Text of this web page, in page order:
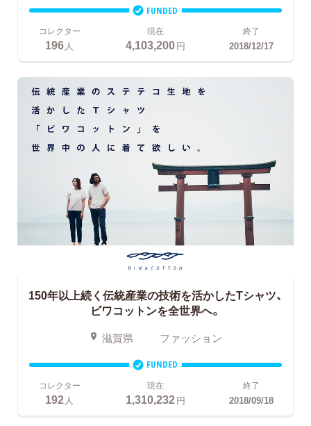
FUNDED
コレクター
196人
現在
4,103,200円
終了
2018/12/17
150年以上続く伝統産業の技術を活かしたTシャツ、
ビワコットンを全世界へ。
滋賀県 ファッション
FUNDED
コレクター
192 人
現在
1,310,232円
終了
2018/09/18